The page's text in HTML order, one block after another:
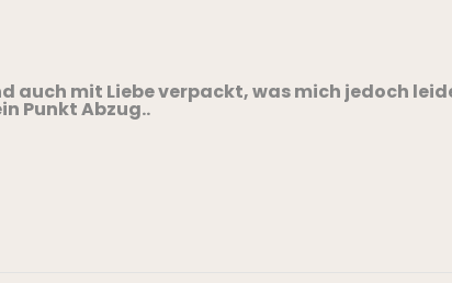
auch mit Liebe verpackt, was mich jedoch
Punkt Abzug..